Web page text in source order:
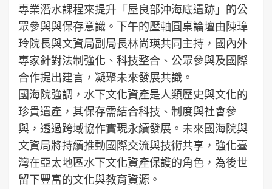
專業潛水課程來提升「屋良部沖海底遺跡」的公
眾參與與保存意識。下午的壓軸圓桌論壇由陳璋
玲院長與文資局副局長林尚瑛共同主持，國內外
專家針對法制強化、科技整合、公眾參與及國際
合作提出建言，凝聚未來發展共識。
國海院強調，水下文化資產是人類歷史與文化的
珍貴遺產，其保存需結合科技、制度與社會參
與，透過跨域協作實現永續發展。未來國海院與
文資局將持續推動國際交流與技術共享，強化臺
灣在亞太地區水下文化資產保護的角色，為後世
留下豐富的文化與教育資源。